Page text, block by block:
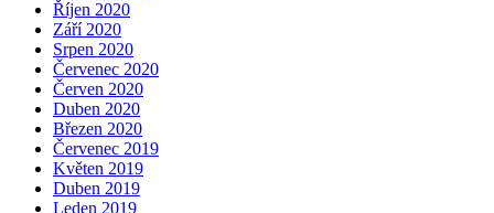
Říjen 2020
Září 2020
Srpen 2020
Červenec 2020
Červen 2020
Duben 2020
Březen 2020
Červenec 2019
Květen 2019
Duben 2019
Leden 2019